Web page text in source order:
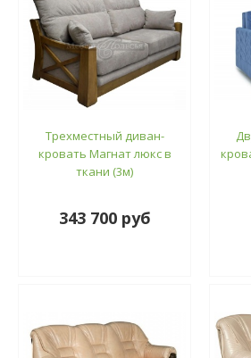
Трехместный диван-
кровать Магнат люкс в
ткани (3м)
343 700 руб